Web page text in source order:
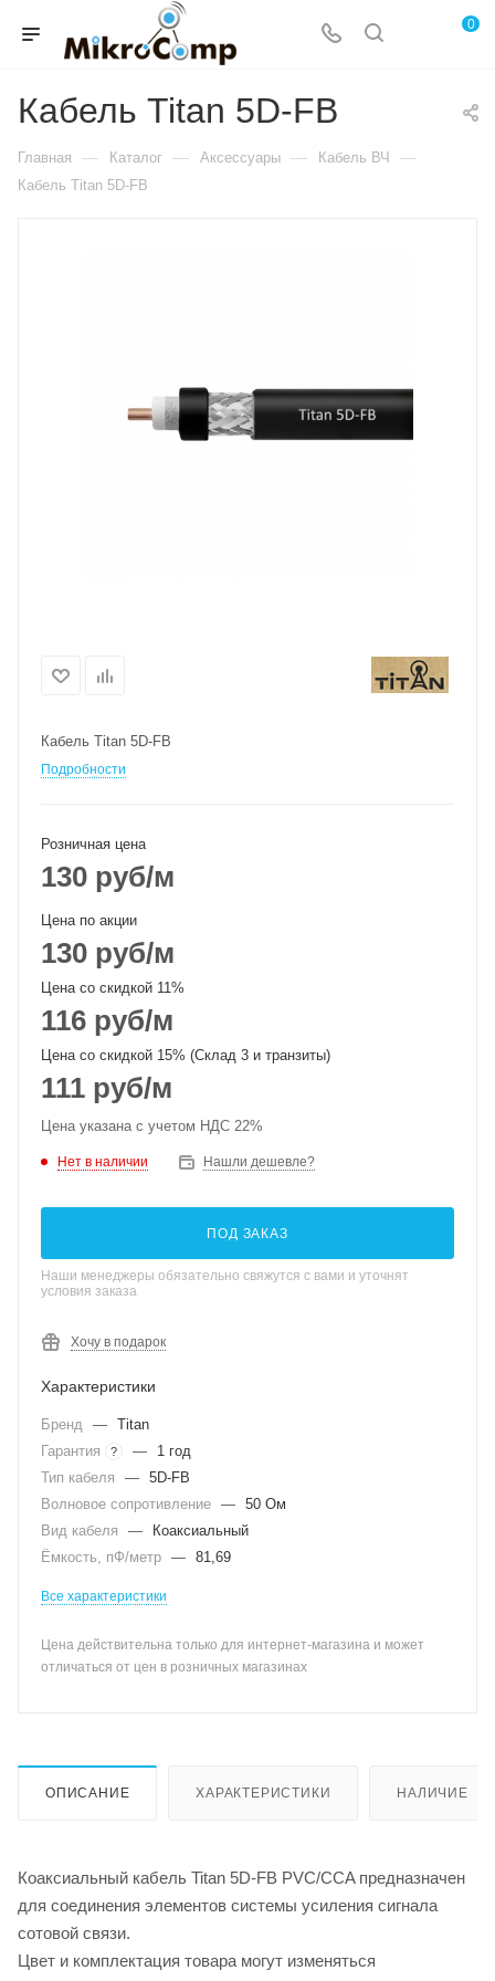
0
Кабель Titan 5D-FB
Главная — Каталог — Аксессуары — Кабель ВЧ —
Кабель Titan 5D-FB
Кабель Titan 5D-FB
Подробности
Розничная цена
130 руб/м
Цена по акции
130 руб/м
Цена со скидкой 11%
116 руб/м
Цена со скидкой 15% (Склад 3 и транзиты)
111 руб/м
Цена указана с учетом НДС 22%
Нет в наличии Нашли дешевле?
ПОД ЗАКАЗ
Наши менеджеры обязательно свяжутся с вами и уточнят
условия заказа
Хочу в подарок
Характеристики
Бренд — Titan
Гарантия
? —
1 год
Тип кабеля
— 5D-FB
Волновое сопротивление — 50 Ом
Вид кабеля
—
Коаксиальный
Ёмкость, пФ/метр — 81,69
Все характеристики
Цена действительна только для интернет-магазина и может
отличаться от цен в розничных магазинах
ОПИСАНИЕ ХАРАКТЕРИСТИКИ НАЛИЧИЕ
Коаксиальный кабель Titan 5D-FB PVC/CCA предназначен
для соединения элементов системы усиления сигнала
сотовой связи.
Цвет и комплектация товара могут изменяться